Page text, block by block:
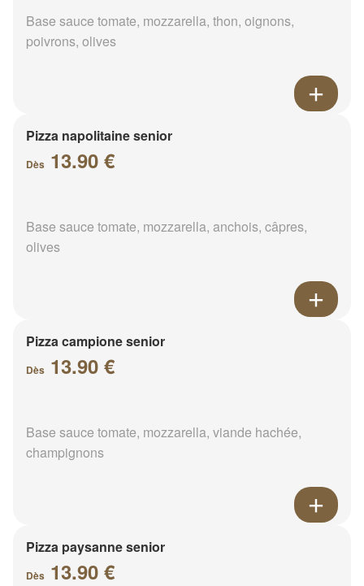
Base sauce tomate, mozzarella, thon, oignons,
poivrons, olives
Pizza napolitaine senior
Dès 13.90 €
Base sauce tomate, mozzarella, anchois, câpres,
olives
Pizza campione senior
Dès 13.90 €
Base sauce tomate, mozzarella, viande hachée,
champignons
Pizza paysanne senior
Dès 13.90 €